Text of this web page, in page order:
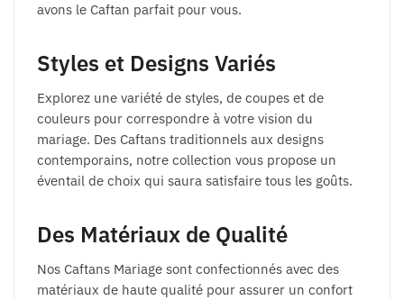
avons le Caftan parfait pour vous.
Styles et Designs Variés
Explorez une variété de styles, de coupes et de
couleurs pour correspondre à votre vision du
mariage. Des Caftans traditionnels aux designs
contemporains, notre collection vous propose un
éventail de choix qui saura satisfaire tous les goûts.
Des Matériaux de Qualité
Nos Caftans Mariage sont confectionnés avec des
matériaux de haute qualité pour assurer un confort